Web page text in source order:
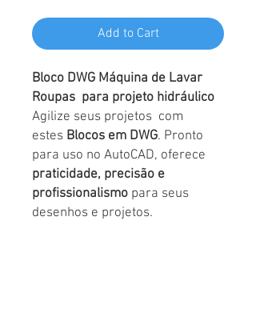
Add to Cart
Bloco DWG Máquina de Lavar
Roupas para projeto hidráulico
Agilize seus projetos com
estes Blocos em DWG. Pronto
para uso no AutoCAD, oferece
praticidade, precisão e
profissionalismo para seus
desenhos e projetos.